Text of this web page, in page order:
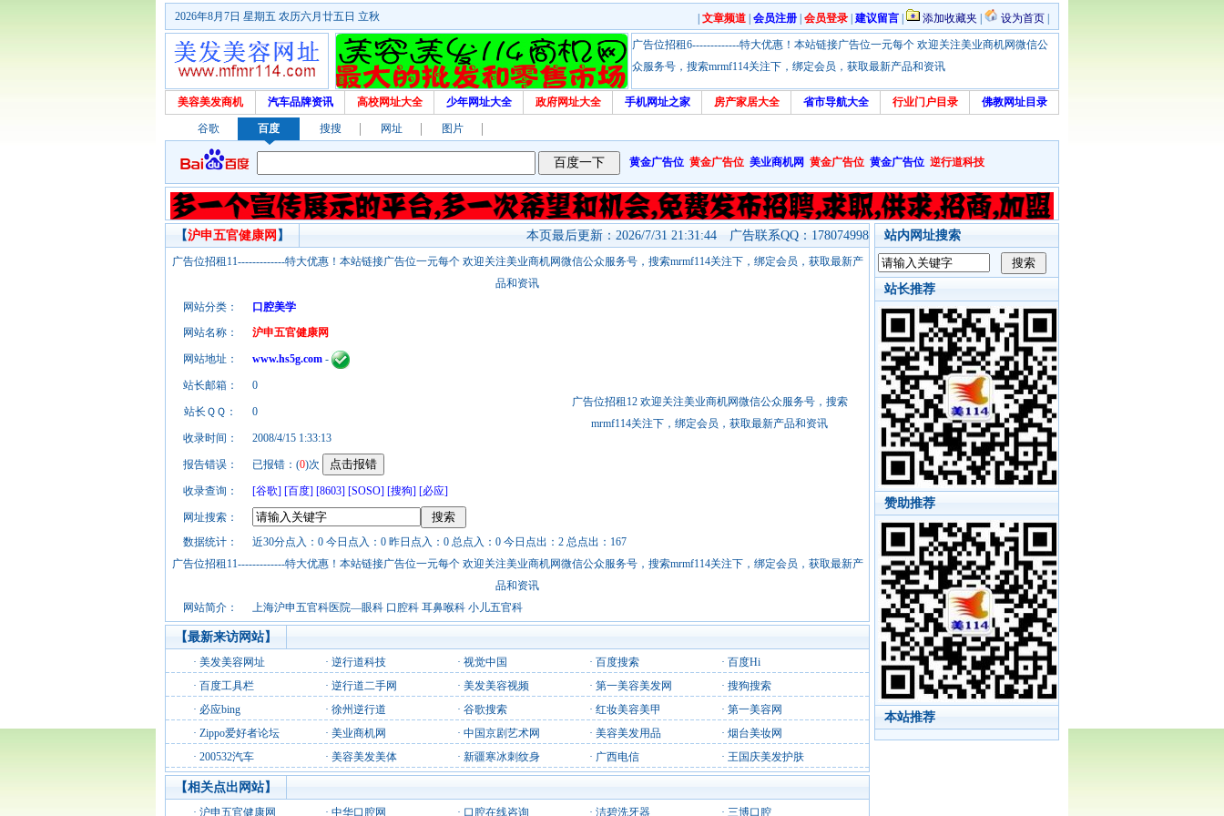
文章频道 会员注册 会员登录 建议留言 添加收藏夹 设为首页
2026年8月7日 星期五 农历六月廿五日 立秋
广告位招租6-------------特大优惠！本站链接广告位一元每个 欢迎关注美业商机网微信公
众服务号，搜索mrmf114关注下，绑定会员，获取最新产品和资讯
美容美发商机 汽车品牌资讯 高校网址大全 少年网址大全 政府网址大全 手机网址之家 房产家居大全 省市导航大全 行业门户目录 佛教网址目录
谷歌 百度 搜搜 网址 图片
黄金广告位 黄金广告位 美业商机网 黄金广告位 黄金广告位 逆行道科技
站内网址搜索
站长推荐
赞助推荐
本站推荐
本页最后更新：2026/7/31 21:31:44 广告联系QQ：178074998
【沪申五官健康网 】
广告位招租11-------------特大优惠！本站链接广告位一元每个 欢迎关注美业商机网微信公众服务号，搜索mrmf114关注下，绑定会员，获取最新产
品和资讯
网站分类：
口腔美学
广告位招租12 欢迎关注美业商机网微信公众服务号，搜索
mrmf114关注下，绑定会员，获取最新产品和资讯
网站名称： 沪申五官健康网
网站地址： www.hs5g.com -
站长邮箱： 0
站长ＱＱ： 0
收录时间： 2008/4/15 1:33:13
报告错误： 已报错：(0)次
收录查询： [谷歌] [百度] [8603] [SOSO] [搜狗] [必应]
网址搜索：
数据统计：
近30分点入：0 今日点入：0 昨日点入：0 总点入：0 今日点出：2 总点出：167
广告位招租11-------------特大优惠！本站链接广告位一元每个 欢迎关注美业商机网微信公众服务号，搜索mrmf114关注下，绑定会员，获取最新产
品和资讯
网站简介：
上海沪申五官科医院—眼科 口腔科 耳鼻喉科 小儿五官科
【最新来访网站】
· 美发美容网址 · 逆行道科技 · 视觉中国 · 百度搜索 · 百度Hi
· 百度工具栏 · 逆行道二手网 · 美发美容视频 · 第一美容美发网 · 搜狗搜索
· 必应bing · 徐州逆行道 · 谷歌搜索 · 红妆美容美甲 · 第一美容网
· Zippo爱好者论坛 · 美业商机网 · 中国京剧艺术网 · 美容美发用品 · 烟台美妆网
· 200532汽车 · 美容美发美体 · 新疆寒冰刺纹身 · 广西电信 · 王国庆美发护肤
【相关点出网站】
· 沪申五官健康网 · 中华口腔网 · 口腔在线咨询 · 洁碧洗牙器 · 三博口腔